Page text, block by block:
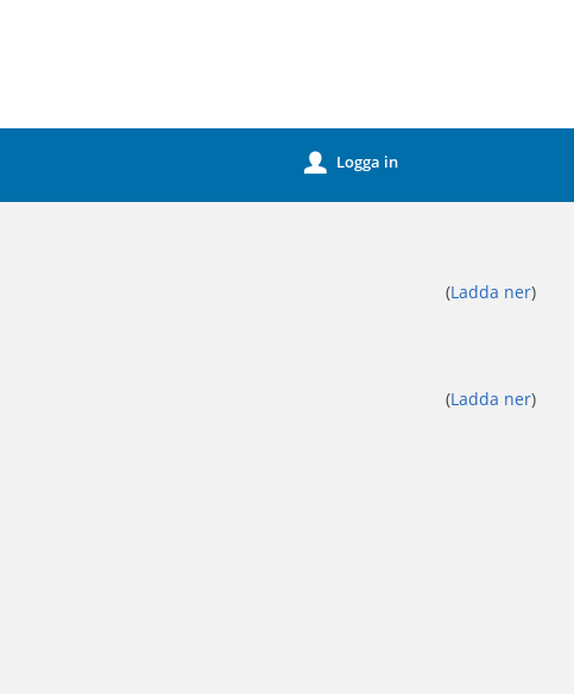
u Logga in
(Ladda ner)
(Ladda ner)